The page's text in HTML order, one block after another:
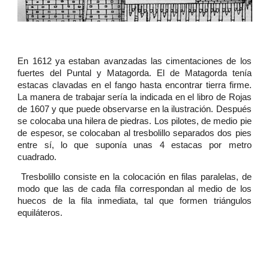
En 1612 ya estaban avanzadas las cimentaciones de los
fuertes del Puntal y Matagorda. El de Matagorda tenía
estacas clavadas en el fango hasta encontrar tierra firme.
La manera de trabajar sería la indicada en el libro de Rojas
de 1607 y que puede observarse en la ilustración. Después
se colocaba una hilera de piedras. Los pilotes, de medio pie
de espesor, se colocaban al tresbolillo separados dos pies
entre sí, lo que suponía unas 4 estacas por metro
cuadrado.
Tresbolillo consiste en la colocación en filas paralelas, de
modo que las de cada fila correspondan al medio de los
huecos de la fila inmediata, tal que formen triángulos
equiláteros.